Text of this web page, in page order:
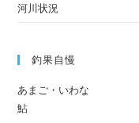
河川状況
釣果自慢
あまご・いわな
鮎